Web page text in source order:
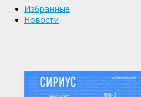
Избранные
Новости